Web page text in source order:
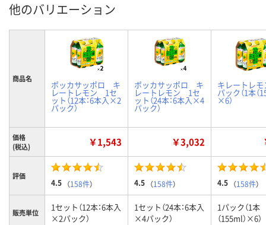
他のバリエーション
商品名
ポッカサッポロ キ
レートレモン 1セ
ット（12本：6本入×2
パック）
ポッカサッポロ キ
レートレモン 1セ
ット（24本：6本入×4
パック）
キレートレ
パック（1本（
×6）
価格
(税込)
￥1,543 ￥3,032
評価
4.5 （158件） 4.5 （158件） 4.5 （158件）
販売単位
1セット（12本：6本入
×2パック）
1セット（24本：6本入
×4パック）
1パック（1本
（155ml）×6）